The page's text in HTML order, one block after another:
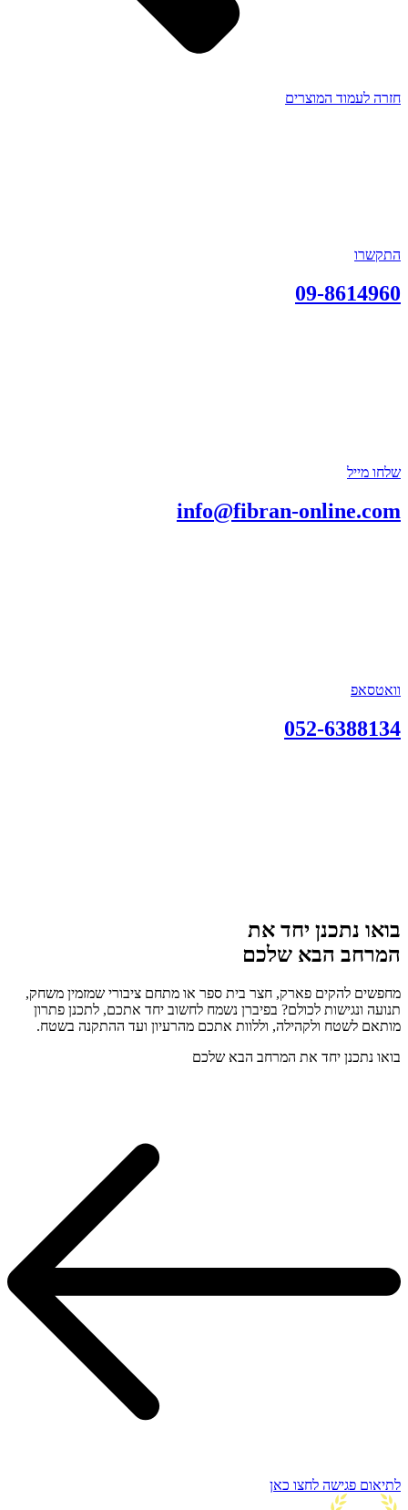
חזרה לעמוד המוצרים
התקשרו
09-8614960
שלחו מייל
info@fibran-online.com
וואטסאפ
052-6388134
בואו נתכנן יחד את
המרחב הבא שלכם
מחפשים להקים פארק, חצר בית ספר או מתחם ציבורי שמזמין משחק,
תנועה ונגישות לכולם? בפיברן נשמח לחשוב יחד אתכם, לתכנן פתרון
מותאם לשטח ולקהילה, וללוות אתכם מהרעיון ועד ההתקנה בשטח.
בואו נתכנן יחד את המרחב הבא שלכם
לתיאום פגישה לחצו כאן